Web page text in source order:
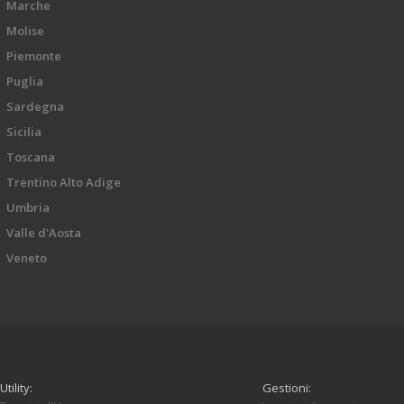
Marche
Molise
Piemonte
Puglia
Sardegna
Sicilia
Toscana
Trentino Alto Adige
Umbria
Valle d'Aosta
Veneto
Utility:
Gestioni: